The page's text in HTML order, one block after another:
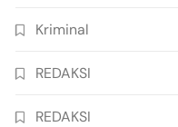
Kriminal
REDAKSI
REDAKSI